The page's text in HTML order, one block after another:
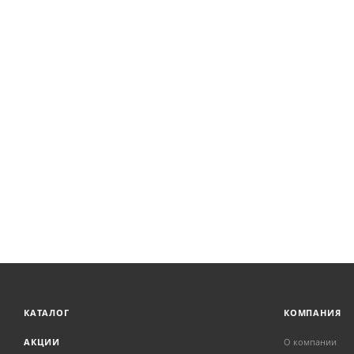
КАТАЛОГ
АКЦИИ
КОМПАНИЯ
О компании